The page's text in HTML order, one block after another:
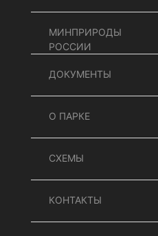
МИНПРИРОДЫ
РОССИИ
ДОКУМЕНТЫ
О ПАРКЕ
СХЕМЫ
КОНТАКТЫ